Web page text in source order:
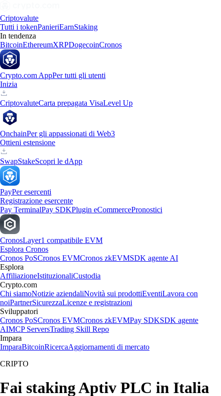
Criptovalute
Tutti i tokenPanieriEarnStaking
In tendenza
BitcoinEthereumXRPDogecoinCronos
Crypto.com AppPer tutti gli utenti
Inizia
CriptovaluteCarta prepagata VisaLevel Up
OnchainPer gli appassionati di Web3
Ottieni estensione
SwapStakeScopri le dApp
PayPer esercenti
Registrazione esercente
Pay TerminalPay SDKPlugin eCommercePronostici
CronosLayer1 compatibile EVM
Esplora Cronos
Cronos PoSCronos EVMCronos zkEVMSDK agente AI
Esplora
AffiliazioneIstituzionaliCustodia
Crypto.com
Chi siamoNotizie aziendaliNovità sui prodottiEventiLavora con
noiPartnerSicurezzaLicenze e registrazioni
Sviluppatori
Cronos PoSCronos EVMCronos zkEVMPay SDKSDK agente
AIMCP ServersTrading Skill Repo
Impara
ImparaBitcoinRicercaAggiornamenti di mercato
CRIPTO
Fai staking Aptiv PLC in Italia